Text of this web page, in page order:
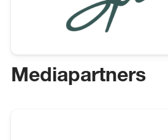
Mediapartners